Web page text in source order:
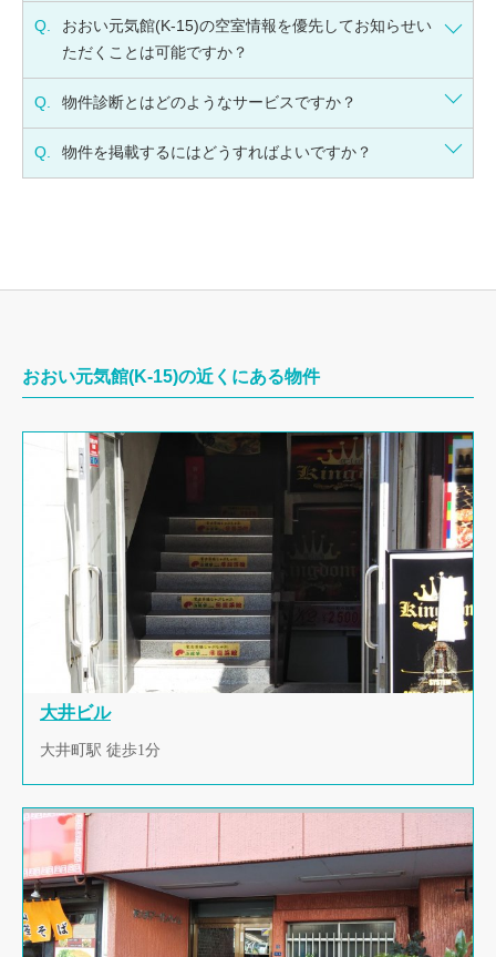
Q.
おおい元気館(K-15)の空室情報を優先してお知らせい
ただくことは可能ですか？
Q. 物件診断とはどのようなサービスですか？
Q. 物件を掲載するにはどうすればよいですか？
おおい元気館(K-15)の近くにある物件
大井ビル
大井町駅 徒歩1分